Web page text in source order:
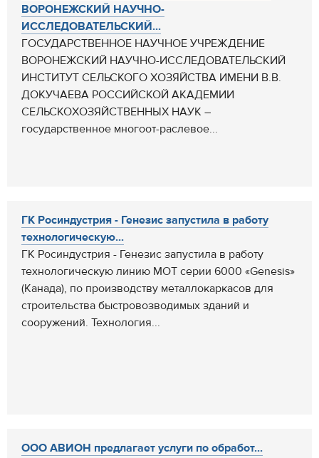
ВОРОНЕЖСКИЙ НАУЧНО-
ИССЛЕДОВАТЕЛЬСКИЙ...
ГОСУДАРСТВЕННОЕ НАУЧНОЕ УЧРЕЖДЕНИЕ
ВОРОНЕЖСКИЙ НАУЧНО-ИССЛЕДОВАТЕЛЬСКИЙ
ИНСТИТУТ СЕЛЬСКОГО ХОЗЯЙСТВА ИМЕНИ В.В.
ДОКУЧАЕВА РОССИЙСКОЙ АКАДЕМИИ
СЕЛЬСКОХОЗЯЙСТВЕННЫХ НАУК –
государственное многоот-раслевое...
ГК Росиндустрия - Генезис запустила в работу
технологическую...
ГК Росиндустрия - Генезис запустила в работу
технологическую линию МОТ серии 6000 «Genesis»
(Канада), по производству металлокаркасов для
строительства быстровозводимых зданий и
сооружений. Технология...
ООО АВИОН предлагает услуги по обработ...